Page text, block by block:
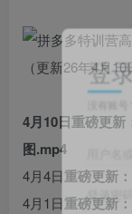
4月10日重磅更新
图.mp4
4月4日重磅更新
4月1日重磅更新
登录
登录密码